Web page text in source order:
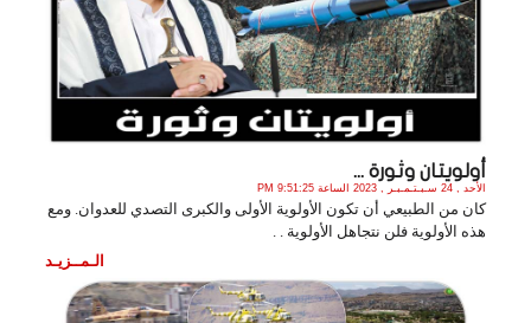
أولويتان وثورة ...
الأحد , 24 سـبـتـمـبـر , 2023 الساعة 9:51:25 PM
كان من الطبيعي أن تكون الأولوية الأولى والكبرى التصدي للعدوان. ومع
هذه الأولوية فلن نتجاهل الأولوية . .
الـمــزيـد